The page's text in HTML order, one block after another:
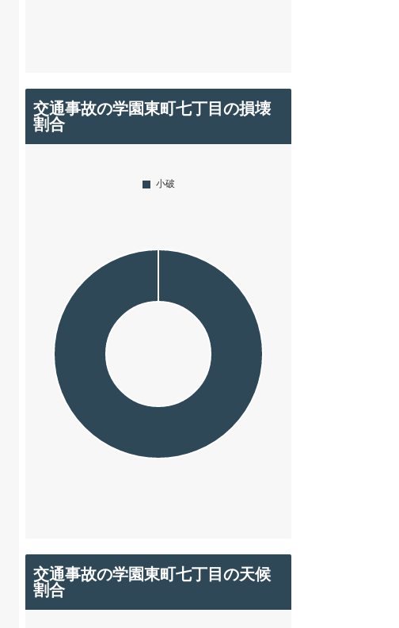
交通事故の学園東町七丁目の損壊
割合
交通事故の学園東町七丁目の天候
割合